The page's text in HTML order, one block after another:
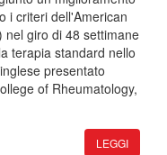
i criteri dell'American
nel giro di 48 settimane
terapia standard nello
presentato
of Rheumatology,
LEGGI